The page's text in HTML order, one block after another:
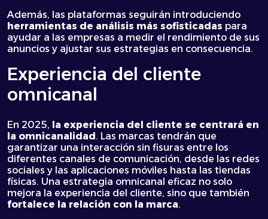
Además, las plataformas seguirán introduciendo
herramientas de análisis más sofisticadas para
ayudar a las empresas a medir el rendimiento de sus
anuncios y ajustar sus estrategias en consecuencia.
Experiencia del cliente
omnicanal
En 2025, la experiencia del cliente se centrará en
la omnicanalidad. Las marcas tendrán que
garantizar una interacción sin fisuras entre los
diferentes canales de comunicación, desde las redes
sociales y las aplicaciones móviles hasta las tiendas
físicas. Una estrategia omnicanal eficaz no solo
mejora la experiencia del cliente, sino que también
fortalece la relación con la marca.